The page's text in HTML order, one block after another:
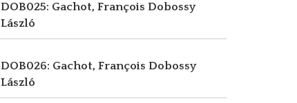
DOB025: Gachot, François Dobossy
László
DOB026: Gachot, François Dobossy
László